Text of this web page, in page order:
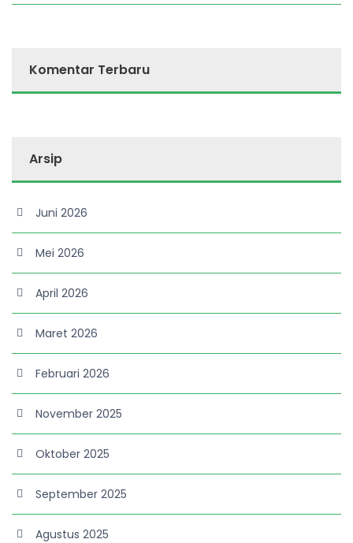
Komentar Terbaru
Arsip
Juni 2026
Mei 2026
April 2026
Maret 2026
Februari 2026
November 2025
Oktober 2025
September 2025
Agustus 2025